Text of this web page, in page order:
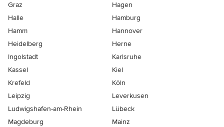
Graz
Hagen
Halle
Hamburg
Hamm
Hannover
Heidelberg
Herne
Ingolstadt
Karlsruhe
Kassel
Kiel
Krefeld
Köln
Leipzig
Leverkusen
Ludwigshafen-am-Rhein
Lübeck
Magdeburg
Mainz